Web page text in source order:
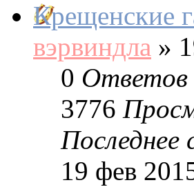
Крещенские
вэрвиндла »
0 Ответов
3776
Последнее
19 фев